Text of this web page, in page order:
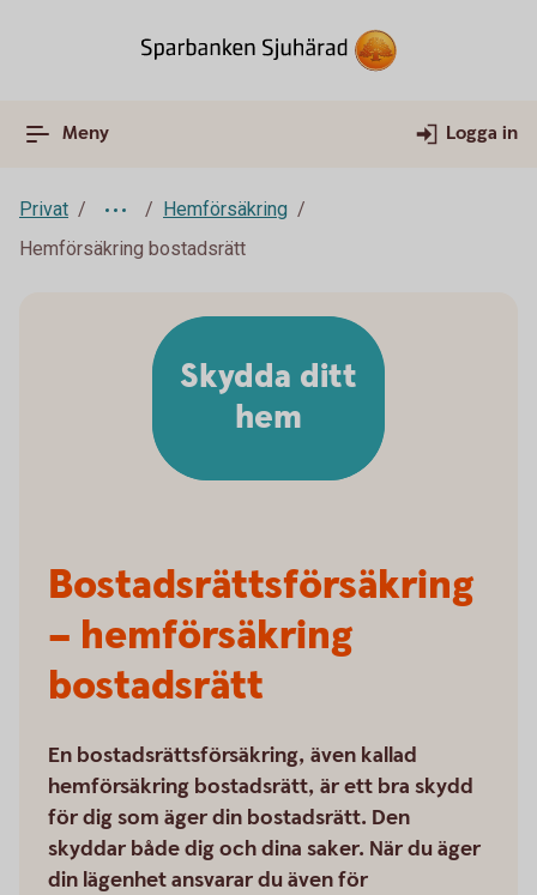
Meny Logga in
Privat
Hemförsäkring
Hemförsäkring bostadsrätt
Bostadsrätts­försäkring
– hemförsäkring
bostadsrätt
En bostadsrättsförsäkring, även kallad
hemförsäkring bostadsrätt, är ett bra skydd
för dig som äger din bostadsrätt. Den
skyddar både dig och dina saker. När du äger
din lägenhet ansvarar du även för
Skydda ditt
hem